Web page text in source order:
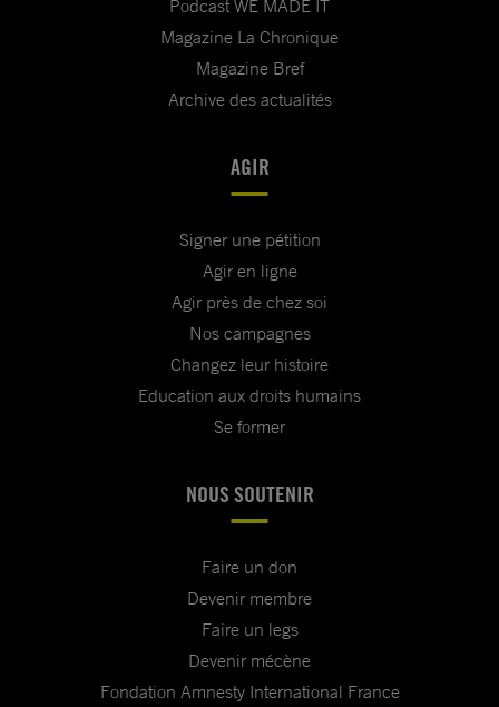
Podcast WE MADE IT
Magazine La Chronique
Magazine Bref
Archive des actualités
AGIR
Signer une pétition
Agir en ligne
Agir près de chez soi
Nos campagnes
Changez leur histoire
Education aux droits humains
Se former
NOUS SOUTENIR
Faire un don
Devenir membre
Faire un legs
Devenir mécène
Fondation Amnesty International France